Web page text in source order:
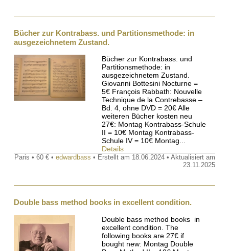
Bücher zur Kontrabass. und Partitionsmethode: in
ausgezeichnetem Zustand.
Bücher zur Kontrabass. und
Partitionsmethode: in
ausgezeichnetem Zustand.
Giovanni Bottesini Nocturne =
5€ François Rabbath: Nouvelle
Technique de la Contrebasse –
Bd. 4, ohne DVD = 20€ Alle
weiteren Bücher kosten neu
27€: Montag Kontrabass-Schule
II = 10€ Montag Kontrabass-
Schule IV = 10€ Montag...
Details
Paris • 60 € • edwardbass • Erstellt am 18.06.2024 • Aktualisiert am
23.11.2025
Double bass method books in excellent condition.
Double bass method books in
excellent condition. The
following books are 27€ if
bought new: Montag Double